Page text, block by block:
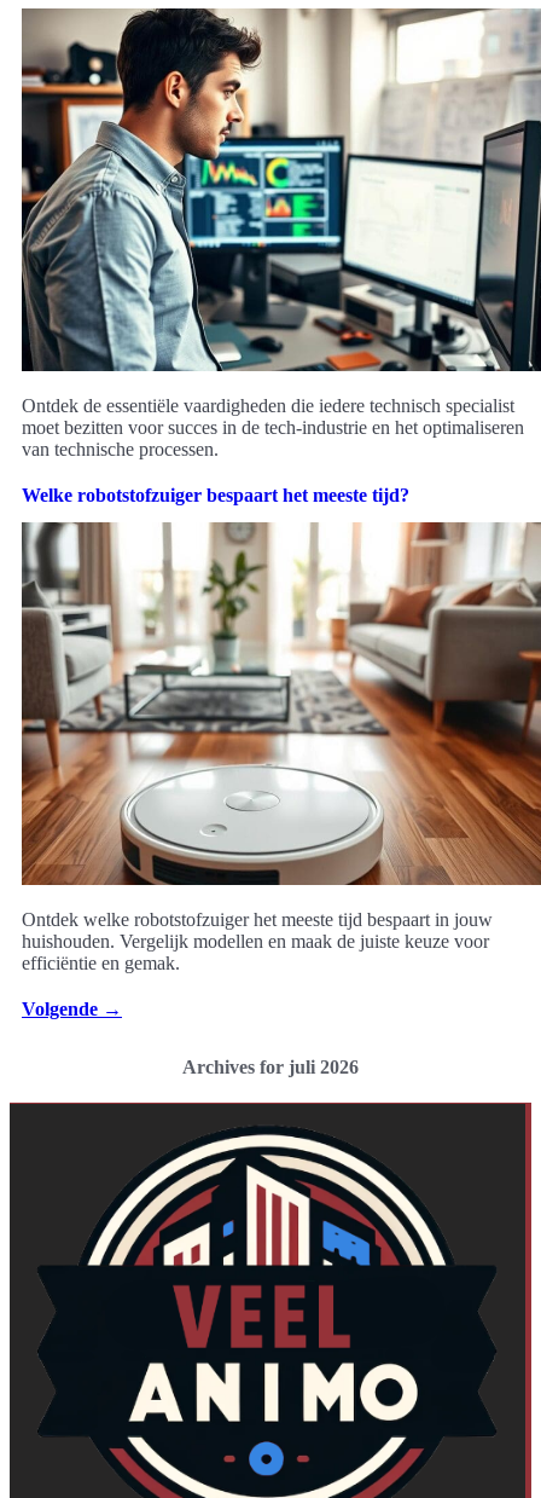
Ontdek de essentiële vaardigheden die iedere technisch specialist
moet bezitten voor succes in de tech-industrie en het optimaliseren
van technische processen.
Welke robotstofzuiger bespaart het meeste tijd?
Ontdek welke robotstofzuiger het meeste tijd bespaart in jouw
huishouden. Vergelijk modellen en maak de juiste keuze voor
efficiëntie en gemak.
Volgende →
Archives for juli 2026